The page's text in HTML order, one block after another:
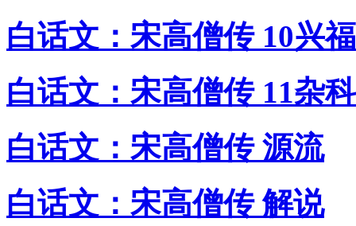
白话文：宋高僧传 10兴福
白话文：宋高僧传 11杂科
白话文：宋高僧传 源流
白话文：宋高僧传 解说